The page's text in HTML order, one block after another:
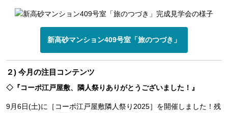
新高砂マンション409号室「旅のつづき」
２) 今月の注目コンテンツ
◇『コーポ江戸屋敷、隣人祭りありがとうございました！』
9月6日(土)に［コーポ江戸屋敷隣人祭り2025］を開催しました！残